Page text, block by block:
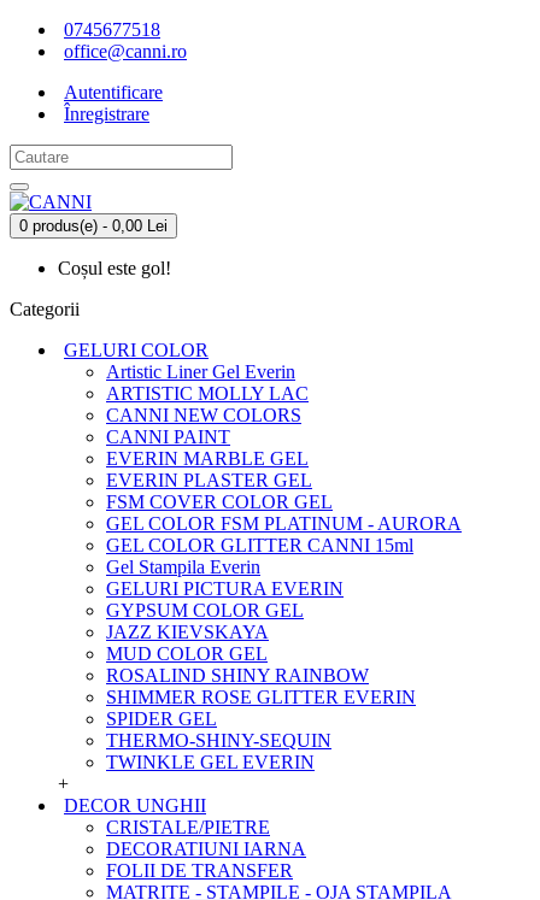
0745677518
office@canni.ro
Autentificare
Înregistrare
0 produs(e) - 0,00 Lei
Coșul este gol!
Categorii
GELURI COLOR
Artistic Liner Gel Everin
ARTISTIC MOLLY LAC
CANNI NEW COLORS
CANNI PAINT
EVERIN MARBLE GEL
EVERIN PLASTER GEL
FSM COVER COLOR GEL
GEL COLOR FSM PLATINUM - AURORA
GEL COLOR GLITTER CANNI 15ml
Gel Stampila Everin
GELURI PICTURA EVERIN
GYPSUM COLOR GEL
JAZZ KIEVSKAYA
MUD COLOR GEL
ROSALIND SHINY RAINBOW
SHIMMER ROSE GLITTER EVERIN
SPIDER GEL
THERMO-SHINY-SEQUIN
TWINKLE GEL EVERIN
+
DECOR UNGHII
CRISTALE/PIETRE
DECORATIUNI IARNA
FOLII DE TRANSFER
MATRITE - STAMPILE - OJA STAMPILA